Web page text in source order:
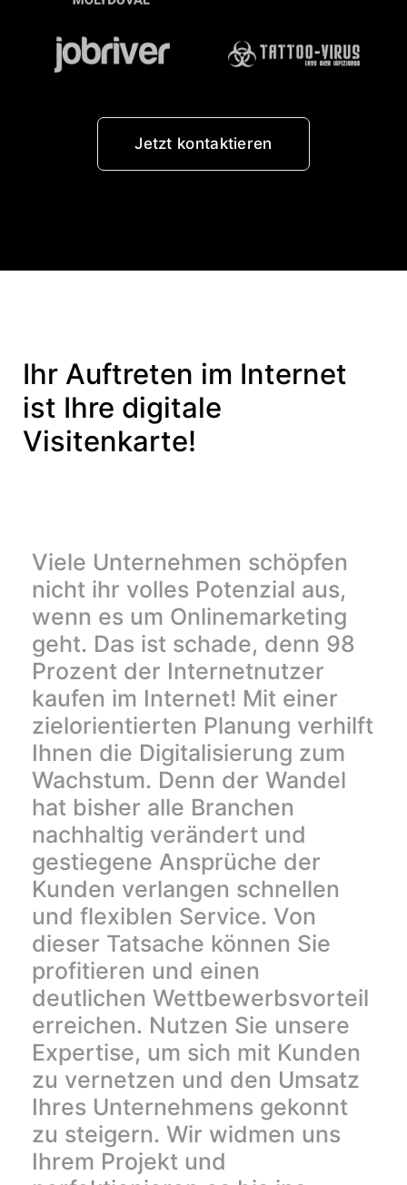
Jetzt kontaktieren
Ihr Auftreten im Internet
ist Ihre digitale
Visitenkarte!
Viele Unternehmen schöpfen
nicht ihr volles Potenzial aus,
wenn es um Onlinemarketing
geht. Das ist schade, denn 98
Prozent der Internetnutzer
kaufen im Internet! Mit einer
zielorientierten Planung verhilft
Ihnen die Digitalisierung zum
Wachstum. Denn der Wandel
hat bisher alle Branchen
nachhaltig verändert und
gestiegene Ansprüche der
Kunden verlangen schnellen
und flexiblen Service. Von
dieser Tatsache können Sie
profitieren und einen
deutlichen Wettbewerbsvorteil
erreichen. Nutzen Sie unsere
Expertise, um sich mit Kunden
zu vernetzen und den Umsatz
Ihres Unternehmens gekonnt
zu steigern. Wir widmen uns
Ihrem Projekt und